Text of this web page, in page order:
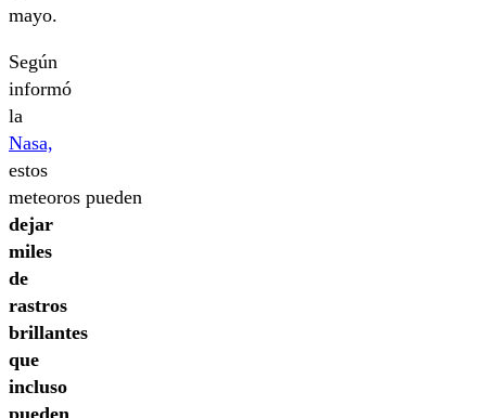
mayo.
Según
informó
la
Nasa,
estos
meteoros pueden
dejar
miles
de
rastros
brillantes
que
incluso
pueden